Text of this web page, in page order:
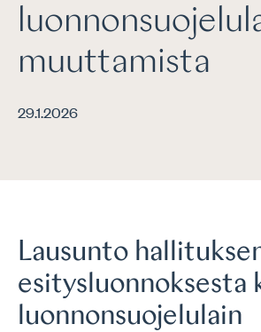
muuttamista
29.1.2026
Lausunto
esitysluonnoksesta
luonnonsuojelulain